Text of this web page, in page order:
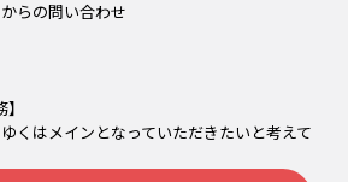
らの問い合わせ
くはメインとなっていただきたいと考えて